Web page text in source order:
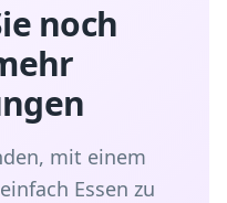
noch
mit einem
Essen zu